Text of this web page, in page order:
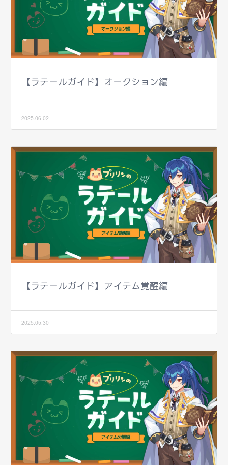
【ラテールガイド】オークション編
2025.06.02
【ラテールガイド】アイテム覚醒編
2025.05.30